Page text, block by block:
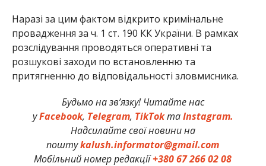
Наразі за цим фактом відкрито кримінальне
провадження за ч. 1 ст. 190 КК України. В рамках
розслідування проводяться оперативні та
розшукові заходи по встановленню та
притягненню до відповідальності зловмисника.
Будьмо на зв’язку! Читайте нас
уFacebook, Telegram, TikTokтаInstagram.
Надсилайте свої новини на
поштуkalush.informator@gmail.com
Мобільний номер редакції+380 67 266 02 08